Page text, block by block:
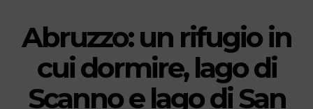
Abruzzo: un rifugio in
cui dormire, lago di
Scanno e lago di San